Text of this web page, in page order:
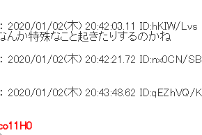
：2020/01/02(木) 20:42:03.11
ID:hKIW/Lvs
んか特殊なこと起きたりするのかね
：2020/01/02(木) 20:42:21.72 ID:nx0CN/SB
：2020/01/02(木) 20:43:48.62 ID:qEZhVQ/K